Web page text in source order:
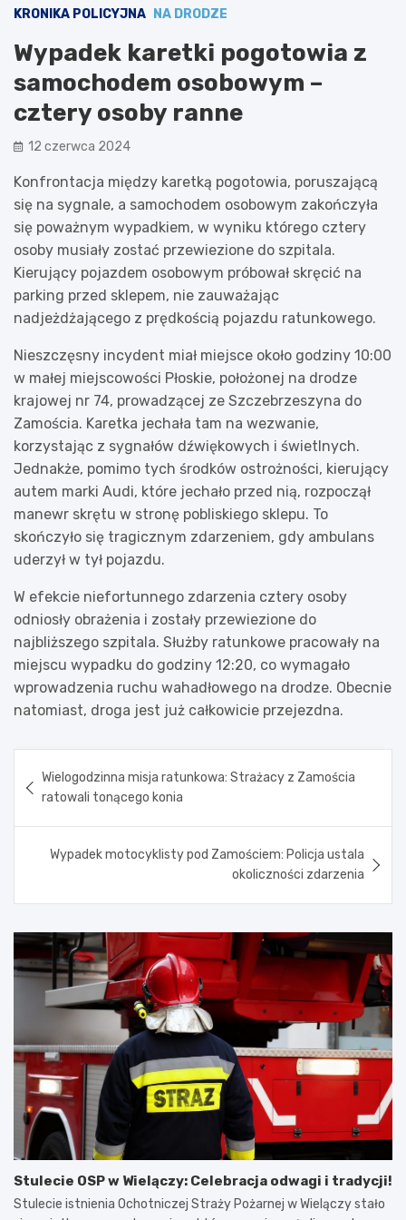
KRONIKA POLICYJNA NA DRODZE
Wypadek karetki pogotowia z
samochodem osobowym –
cztery osoby ranne
12 czerwca 2024
Konfrontacja między karetką pogotowia, poruszającą
się na sygnale, a samochodem osobowym zakończyła
się poważnym wypadkiem, w wyniku którego cztery
osoby musiały zostać przewiezione do szpitala.
Kierujący pojazdem osobowym próbował skręcić na
parking przed sklepem, nie zauważając
nadjeżdżającego z prędkością pojazdu ratunkowego.
Nieszczęsny incydent miał miejsce około godziny 10:00
w małej miejscowości Płoskie, położonej na drodze
krajowej nr 74, prowadzącej ze Szczebrzeszyna do
Zamościa. Karetka jechała tam na wezwanie,
korzystając z sygnałów dźwiękowych i świetlnych.
Jednakże, pomimo tych środków ostrożności, kierujący
autem marki Audi, które jechało przed nią, rozpoczął
manewr skrętu w stronę pobliskiego sklepu. To
skończyło się tragicznym zdarzeniem, gdy ambulans
uderzył w tył pojazdu.
W efekcie niefortunnego zdarzenia cztery osoby
odniosły obrażenia i zostały przewiezione do
najbliższego szpitala. Służby ratunkowe pracowały na
miejscu wypadku do godziny 12:20, co wymagało
wprowadzenia ruchu wahadłowego na drodze. Obecnie
natomiast, droga jest już całkowicie przejezdna.
wpisu
Wielogodzinna misja ratunkowa: Strażacy z Zamościa
ratowali tonącego konia
Wypadek motocyklisty pod Zamościem: Policja ustala
okoliczności zdarzenia
Stulecie OSP w Wielączy: Celebracja odwagi i tradycji!
Stulecie istnienia Ochotniczej Straży Pożarnej w Wielączy stało